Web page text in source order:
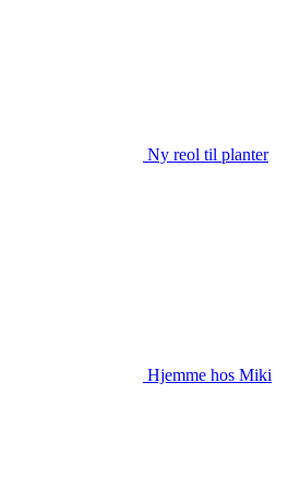
Ny reol til planter
Hjemme hos Miki